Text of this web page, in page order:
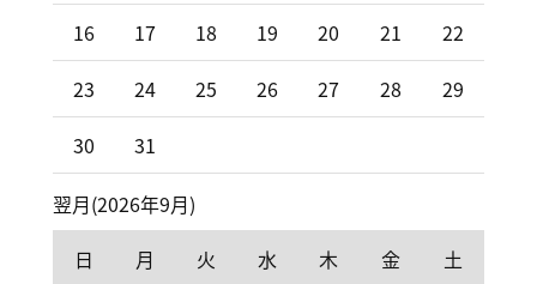
16
17 18 19 20 21
22
23
24 25 26 27 28
29
30
31
翌月(2026年9月)
日
月 火 水 木 金
土